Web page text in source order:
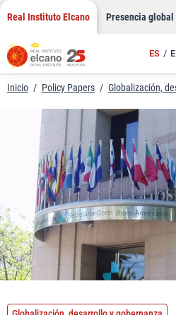
Saltar
contenido
Real Instituto Elcano Presencia global
ES
Inicio / Policy Papers / Globalización,